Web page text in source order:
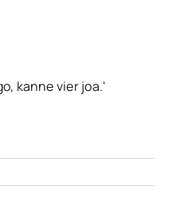
kanne vier joa.'